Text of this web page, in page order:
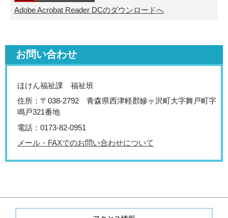
Adobe Acrobat Reader DCのダウンロードへ
お問い合わせ
ほけん福祉課 福祉班
住所：〒038-2792 青森県西津軽郡鰺ヶ沢町大字舞戸町字
鳴戸321番地
電話：0173-82-0951
メール・FAXでのお問い合わせについて